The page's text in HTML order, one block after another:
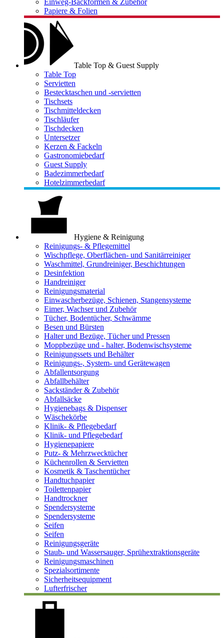
Einweg-Backformen & Zubehör
Papiere & Folien
Table Top & Guest Supply
Table Top
Servietten
Bestecktaschen und -servietten
Tischsets
Tischmitteldecken
Tischläufer
Tischdecken
Untersetzer
Kerzen & Fackeln
Gastronomiebedarf
Guest Supply
Badezimmerbedarf
Hotelzimmerbedarf
Hygiene & Reinigung
Reinigungs- & Pflegemittel
Wischpflege, Oberflächen- und Sanitärreiniger
Waschmittel, Grundreiniger, Beschichtungen
Desinfektion
Handreiniger
Reinigungsmaterial
Einwascherbezüge, Schienen, Stangensysteme
Eimer, Wachser und Zubehör
Tücher, Bodentücher, Schwämme
Besen und Bürsten
Halter und Bezüge, Tücher und Pressen
Moppbezüge und - halter, Bodenwischsysteme
Reinigungssets und Behälter
Reinigungs-, System- und Gerätewagen
Abfallentsorgung
Abfallbehälter
Sackständer & Zubehör
Abfallsäcke
Hygienebags & Dispenser
Wäschekörbe
Klinik- & Pflegebedarf
Klinik- und Pflegebedarf
Hygienepapiere
Putz- & Mehrzwecktücher
Küchenrollen & Servietten
Kosmetik & Taschentücher
Handtuchpapier
Toilettenpapier
Handtrockner
Spendersysteme
Spendersysteme
Seifen
Seifen
Reinigungsgeräte
Staub- und Wassersauger, Sprühextraktionsgeräte
Reinigungsmaschinen
Spezialsortimente
Sicherheitsequipment
Lufterfrischer